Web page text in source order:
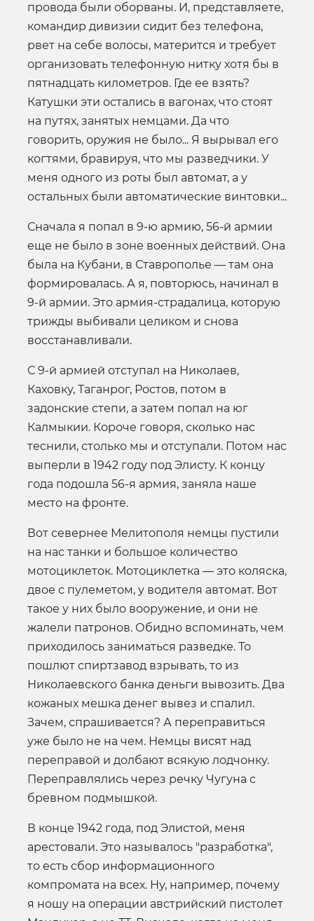
провода были оборваны. И, представляете,
командир дивизии сидит без телефона,
рвет на себе волосы, матерится и требует
организовать телефонную нитку хотя бы в
пятнадцать километров. Где ее взять?
Катушки эти остались в вагонах, что стоят
на путях, занятых немцами. Да что
говорить, оружия не было... Я вырывал его
когтями, бравируя, что мы разведчики. У
меня одного из роты был автомат, а у
остальных были автоматические винтовки...
Сначала я попал в 9-ю армию, 56-й армии
еще не было в зоне военных действий. Она
была на Кубани, в Ставрополье — там она
формировалась. А я, повторюсь, начинал в
9-й армии. Это армия-страдалица, которую
трижды выбивали целиком и снова
восстанавливали.
С 9-й армией отступал на Николаев,
Каховку, Таганрог, Ростов, потом в
задонские степи, а затем попал на юг
Калмыкии. Короче говоря, сколько нас
теснили, столько мы и отступали. Потом нас
выперли в 1942 году под Элисту. К концу
года подошла 56-я армия, заняла наше
место на фронте.
Вот севернее Мелитополя немцы пустили
на нас танки и большое количество
мотоциклеток. Мотоциклетка — это коляска,
двое с пулеметом, у водителя автомат. Вот
такое у них было вооружение, и они не
жалели патронов. Обидно вспоминать, чем
приходилось заниматься разведке. То
пошлют спиртзавод взрывать, то из
Николаевского банка деньги вывозить. Два
кожаных мешка денег вывез и спалил.
Зачем, спрашивается? А переправиться
уже было не на чем. Немцы висят над
переправой и долбают всякую лодчонку.
Переправлялись через речку Чугуна с
бревном подмышкой.
В конце 1942 года, под Элистой, меня
арестовали. Это называлось "разработка",
то есть сбор информационного
компромата на всех. Ну, например, почему
я ношу на операции австрийский пистолет